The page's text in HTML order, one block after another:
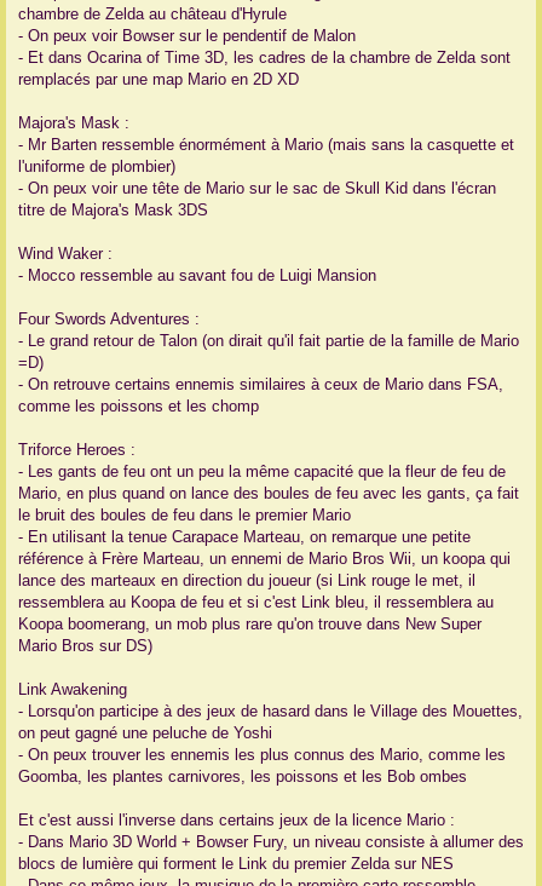
chambre de Zelda au château d'Hyrule
- On peux voir Bowser sur le pendentif de Malon
- Et dans Ocarina of Time 3D, les cadres de la chambre de Zelda sont
remplacés par une map Mario en 2D XD
Majora's Mask :
- Mr Barten ressemble énormément à Mario (mais sans la casquette et
l'uniforme de plombier)
- On peux voir une tête de Mario sur le sac de Skull Kid dans l'écran
titre de Majora's Mask 3DS
Wind Waker :
- Mocco ressemble au savant fou de Luigi Mansion
Four Swords Adventures :
- Le grand retour de Talon (on dirait qu'il fait partie de la famille de Mario
=D)
- On retrouve certains ennemis similaires à ceux de Mario dans FSA,
comme les poissons et les chomp
Triforce Heroes :
- Les gants de feu ont un peu la même capacité que la fleur de feu de
Mario, en plus quand on lance des boules de feu avec les gants, ça fait
le bruit des boules de feu dans le premier Mario
- En utilisant la tenue Carapace Marteau, on remarque une petite
référence à Frère Marteau, un ennemi de Mario Bros Wii, un koopa qui
lance des marteaux en direction du joueur (si Link rouge le met, il
ressemblera au Koopa de feu et si c'est Link bleu, il ressemblera au
Koopa boomerang, un mob plus rare qu'on trouve dans New Super
Mario Bros sur DS)
Link Awakening
- Lorsqu'on participe à des jeux de hasard dans le Village des Mouettes,
on peut gagné une peluche de Yoshi
- On peux trouver les ennemis les plus connus des Mario, comme les
Goomba, les plantes carnivores, les poissons et les Bob ombes
Et c'est aussi l'inverse dans certains jeux de la licence Mario :
- Dans Mario 3D World + Bowser Fury, un niveau consiste à allumer des
blocs de lumière qui forment le Link du premier Zelda sur NES